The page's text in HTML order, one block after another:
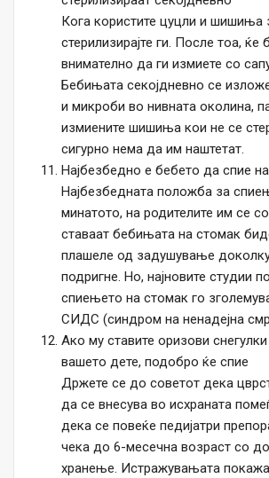
Кога користите цуцли и шишиња
стерилизирајте ги. После тоа,
внимателно да ги измиете со
Бебињата секојдневно се
и микроби во нивната околина,
измиените шишиња кои не се
сигурно нема да им наштетат.
Најбезбедно е бебето да спие
Најбезбедната положба за
минатото, на родителите им се
ставаат бебињата на стомак
плашеле од задушување
подригне. Но, најновите студии
спиењето на стомак го
СИДС (синдром на ненадејна
Ако му ставите оризови
вашето дете, подобро ќе спие
Држете се до советот дека
да се внесува во исхраната
дека се повеќе педијатри
чека до 6-месечна возраст со
хранење. Истражувањата